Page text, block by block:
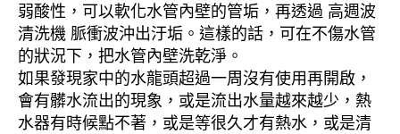
弱酸性，可以軟化水管內壁的管垢，再透過 高週波
清洗機 脈衝波沖出汙垢。這樣的話，可在不傷水管
的狀況下，把水管內壁洗乾淨。
如果發現家中的水龍頭超過一周沒有使用再開啟，
會有髒水流出的現象，或是流出水量越來越少，熱
水器有時候點不著，或是等很久才有熱水，或是清